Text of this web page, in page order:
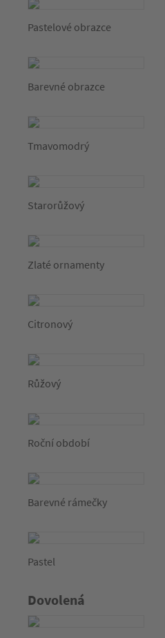
Pastelové obrazce
Barevné obrazce
Tmavomodrý
Starorůžový
Zlaté ornamenty
Citronový
Růžový
Roční období
Barevné rámečky
Pastel
Dovolená